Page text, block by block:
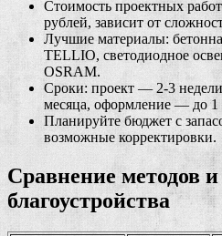
Стоимость проектных
рублей, зависит от
Лучшие материалы:
TELLIO, светодиодное
OSRAM.
Сроки: проект — 2-3
месяца, оформление — до 1
Планируйте бюджет с
возможные корректировки.
Сравнение методов
благоустройства